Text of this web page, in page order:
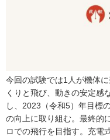
今回の試験では1人が機体
くりと飛び、動きの安定感
し、2023（令和5）年目標
の向上に取り組む。最終的
ロでの飛行を目指す。充電